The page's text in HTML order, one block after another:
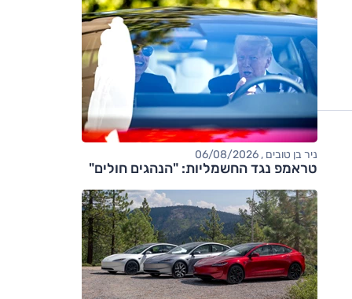
ניר בן טובים , 06/08/2026
טראמפ נגד החשמליות: "הנהגים חולים"